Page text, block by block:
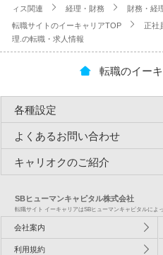
ィス関連
経理・財務 財務・経
転職サイトのイーキャリアTOP 正社
理.の転職・求人情報
転職のイー
各種設定
よくあるお問い合わせ
キャリオクのご紹介
SBヒューマンキャピタル株式会社
転職サイト イーキャリアはSBヒューマンキャピタルによ
会社案内
利用規約